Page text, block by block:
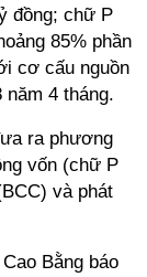
đồng; chữ P
85% phần
cơ cấu nguồn
năm 4 tháng.
ra phương
vốn (chữ P
và phát
Bằng báo